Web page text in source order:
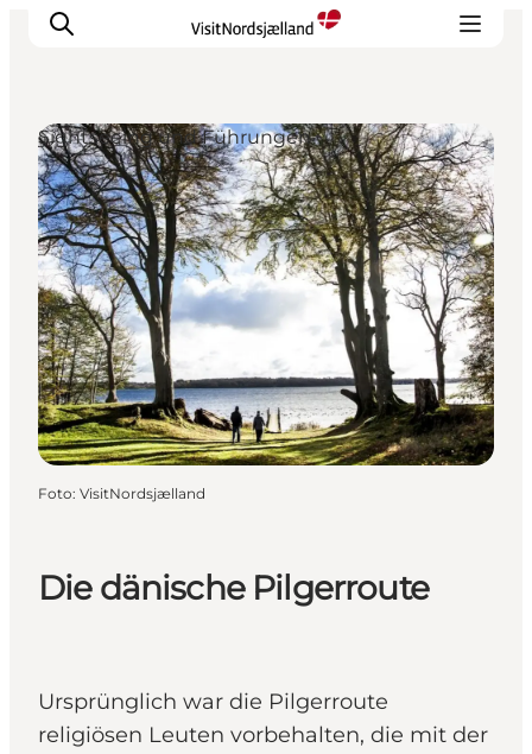
Highlights
Erlebnisse
Geschmack
Unterkünfte
Städte
Reiseplanung
Die dänische Pilgerroute
Ursprünglich war die Pilgerroute
religiösen Leuten vorbehalten, die mit der
Sightseeing und Führungen
Foto: VisitNordsjælland